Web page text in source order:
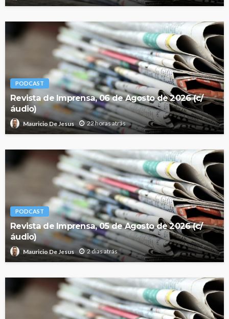
PODCAST
Revista de Imprensa, 06 de Agosto de 2026 (c/
áudio)
Mauricio De Jesus 22 horas atrás
PODCAST
Revista de Imprensa, 05 de Agosto de 2026 (c/
áudio)
Mauricio De Jesus 2 dias atrás